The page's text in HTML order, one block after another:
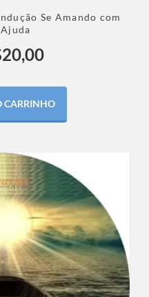
Se Amando com
20,00
CARRINHO